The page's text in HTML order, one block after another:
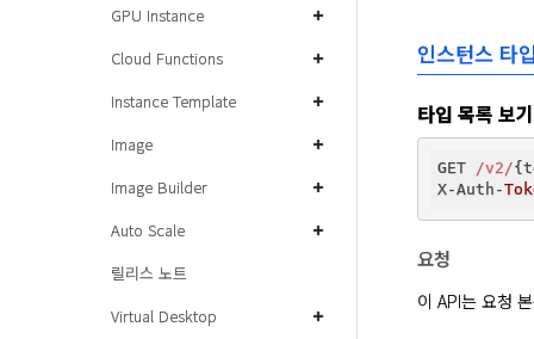
GPU Instance
Cloud Functions
Instance Template
Image
Image Builder
Auto Scale
릴리스 노트
Virtual Desktop
인스턴스 타
타입 목록 보기
GET /v2/
X-Auth-
요청
이 API는 요청